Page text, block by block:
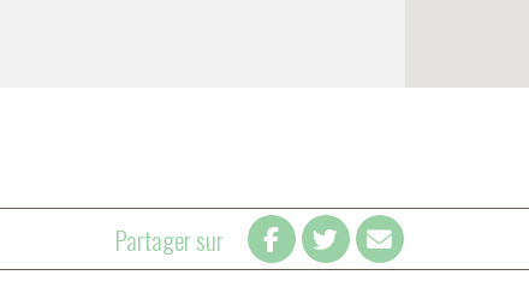
Partager sur